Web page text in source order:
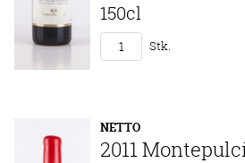
150cl
Stk.
NETTO
2011